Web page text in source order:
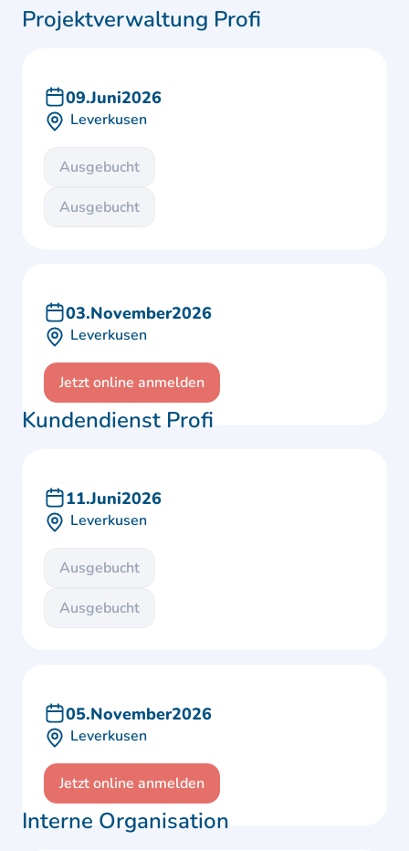
Projektverwaltung Profi
09.Juni2026
Leverkusen
Ausgebucht
Ausgebucht
03.November2026
Leverkusen
Jetzt online anmelden
Kundendienst Profi
11.Juni2026
Leverkusen
Ausgebucht
Ausgebucht
05.November2026
Leverkusen
Jetzt online anmelden
Interne Organisation